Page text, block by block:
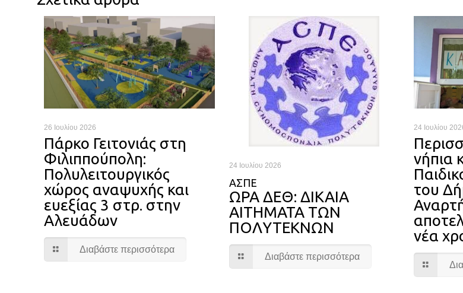
26 Ιουλίου 2026
Πάρκο Γειτονιάς στη
Φιλιππούπολη:
Πολυλειτουργικός
χώρος αναψυχής και
ευεξίας 3 στρ. στην
Αλευάδων
Διαβάστε περισσότερα
24 Ιουλίου 2026
ΑΣΠΕ
ΩΡΑ ΔΕΘ: ΔΙΚΑΙΑ
ΑΙΤΗΜΑΤΑ ΤΩΝ
ΠΟΛΥΤΕΚΝΩΝ
Διαβάστε περισσότερα
24 Ιουλίου
νήπια
του
νέα